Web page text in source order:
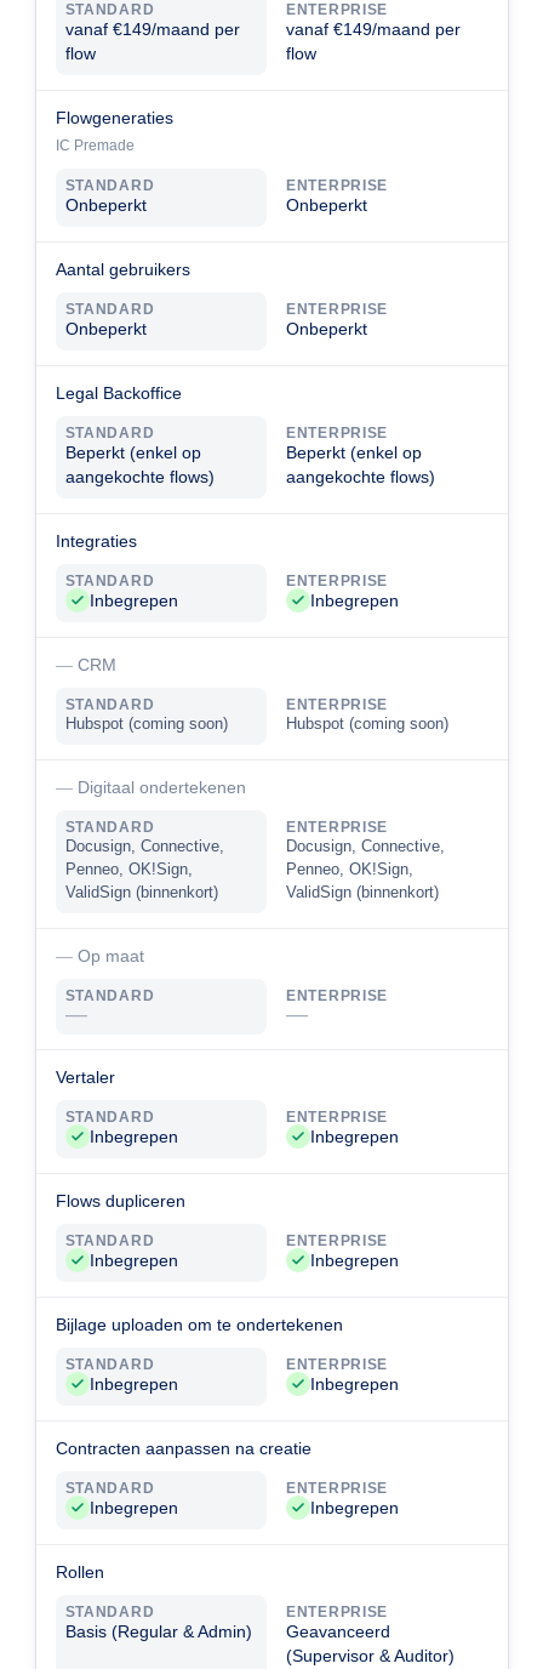
STANDARD
vanaf €149/maand per
flow
ENTERPRISE
vanaf €149/maand per
flow
Flowgeneraties
IC Premade
STANDARD
Onbeperkt
ENTERPRISE
Onbeperkt
Aantal gebruikers
STANDARD
Onbeperkt
ENTERPRISE
Onbeperkt
Legal Backoffice
STANDARD
Beperkt (enkel op
aangekochte flows)
ENTERPRISE
Beperkt (enkel op
aangekochte flows)
Integraties
STANDARD
Inbegrepen
ENTERPRISE
Inbegrepen
CRM
STANDARD
Hubspot (coming soon)
ENTERPRISE
Hubspot (coming soon)
Digitaal ondertekenen
STANDARD
Docusign, Connective,
Penneo, OK!Sign,
ValidSign (binnenkort)
ENTERPRISE
Docusign, Connective,
Penneo, OK!Sign,
ValidSign (binnenkort)
Op maat
STANDARD
—
ENTERPRISE
—
Vertaler
STANDARD
Inbegrepen
ENTERPRISE
Inbegrepen
Flows dupliceren
STANDARD
Inbegrepen
ENTERPRISE
Inbegrepen
Bijlage uploaden om te ondertekenen
STANDARD
Inbegrepen
ENTERPRISE
Inbegrepen
Contracten aanpassen na creatie
STANDARD
Inbegrepen
ENTERPRISE
Inbegrepen
Rollen
STANDARD
Basis (Regular & Admin)
ENTERPRISE
Geavanceerd
(Supervisor & Auditor)